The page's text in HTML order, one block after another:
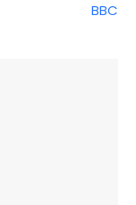
BBC